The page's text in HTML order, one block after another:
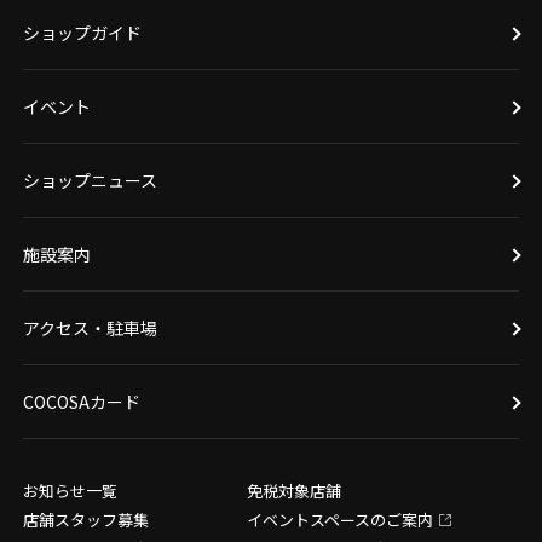
ショップガイド
イベント
ショップニュース
施設案内
アクセス・駐車場
COCOSAカード
お知らせ一覧
免税対象店舗
店舗スタッフ募集
イベントスペースのご案内